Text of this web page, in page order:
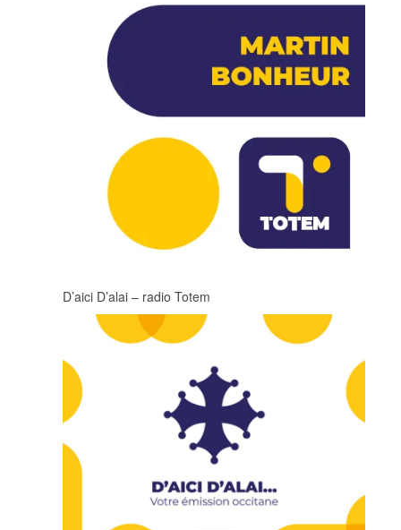
D’aici D’alai – radio Totem